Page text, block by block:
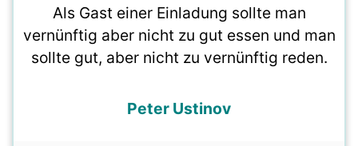
Als Gast einer Einladung sollte man
vernünftig aber nicht zu gut essen und man
sollte gut, aber nicht zu vernünftig reden.
Peter Ustinov